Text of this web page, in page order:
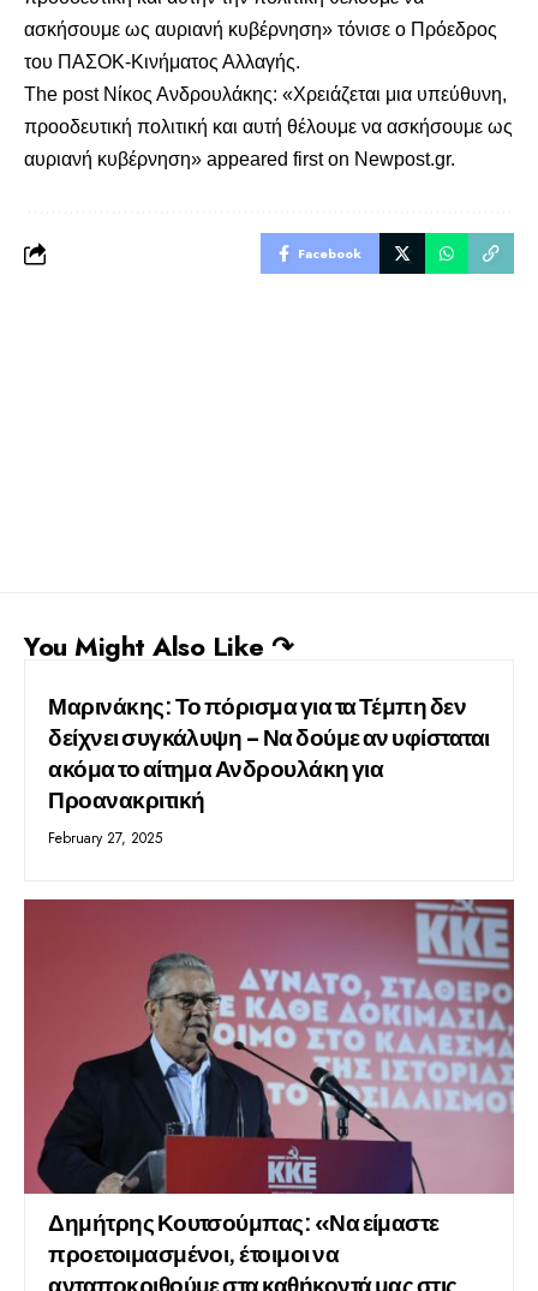
ασκήσουμε ως αυριανή κυβέρνηση» τόνισε ο Πρόεδρος
του ΠΑΣΟΚ-Κινήματος Αλλαγής.
The post Νίκος Ανδρουλάκης: «Χρειάζεται μια υπεύθυνη,
προοδευτική πολιτική και αυτή θέλουμε να ασκήσουμε ως
αυριανή κυβέρνηση» appeared first on Newpost.gr.
Facebook
You Might Also Like ↷
Μαρινάκης: Το πόρισμα για τα Τέμπη δεν
δείχνει συγκάλυψη – Να δούμε αν υφίσταται
ακόμα το αίτημα Ανδρουλάκη για
Προανακριτική
February 27, 2025
Δημήτρης Κουτσούμπας: «Να είμαστε
προετοιμασμένοι, έτοιμοι να
ανταποκριθούμε στα καθήκοντά μας στις